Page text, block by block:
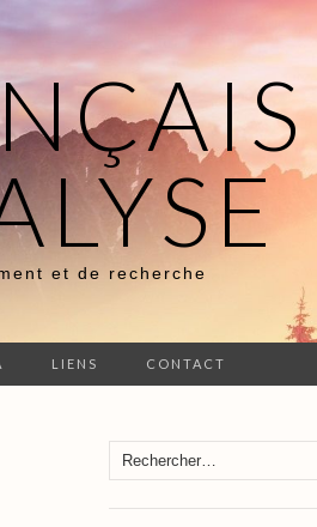
et de recherche
LIENS CONTACT
Rechercher :